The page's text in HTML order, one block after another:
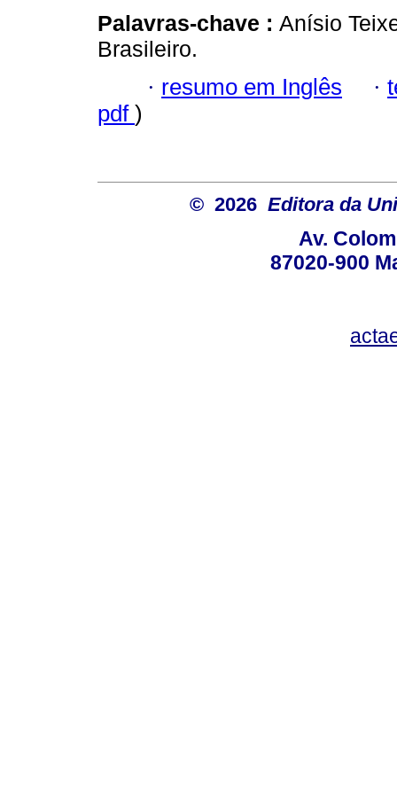
Palavras-chave : Anísio
Brasileiro.
· resumo em Inglês ·
pdf )
© 2026 Editora da
Av.
87020-900